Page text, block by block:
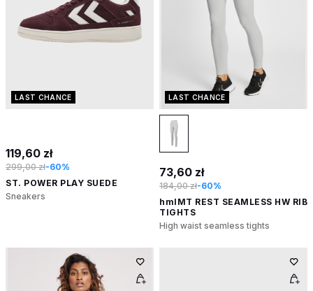
LAST CHANCE
119,60 zł
299,00 zł-60%
ST. POWER PLAY SUEDE
Sneakers
LAST CHANCE
73,60 zł
184,00 zł-60%
hmlMT REST SEAMLESS HW RIB
TIGHTS
High waist seamless tights